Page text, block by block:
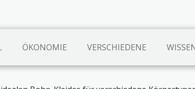
ÖKONOMIE VERSCHIEDENE